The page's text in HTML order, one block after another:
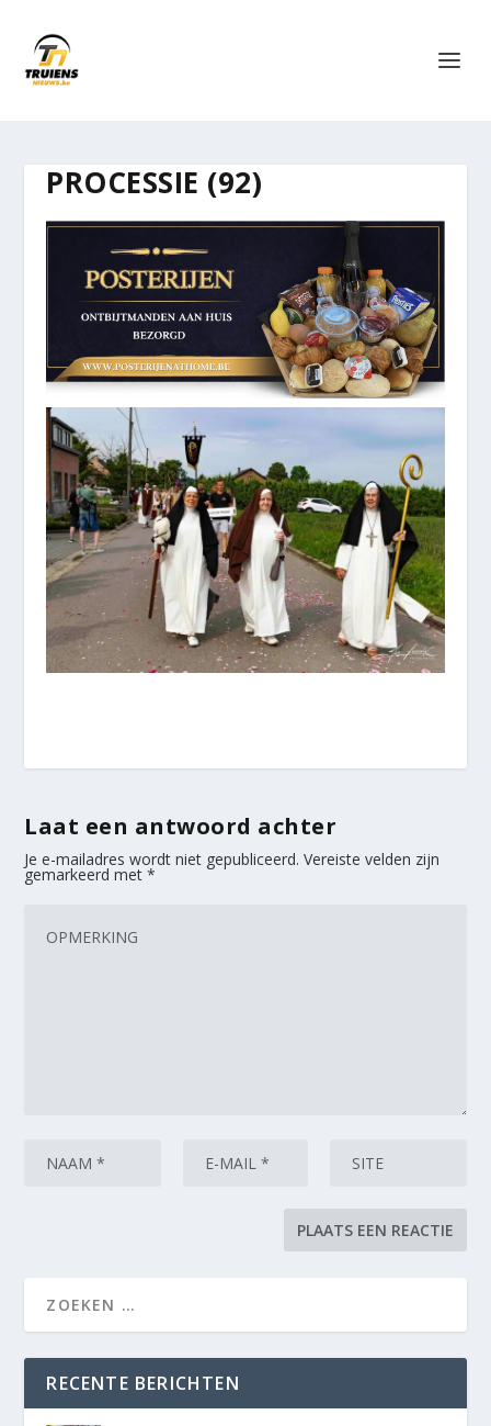
PROCESSIE (92)
Laat een antwoord achter
Je e-mailadres wordt niet gepubliceerd. Vereiste velden zijn
gemarkeerd met*
RECENTE BERICHTEN